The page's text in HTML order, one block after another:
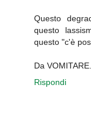
Questo
questo
questo "c'è
Da VOMITARE.
Rispondi